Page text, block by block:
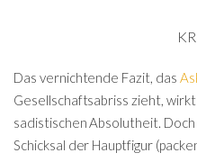
Das vernichtende Fazit, das
Gesellschaftsabriss zieht,
sadistischen Absolutheit.
Schicksal der Hauptfigur